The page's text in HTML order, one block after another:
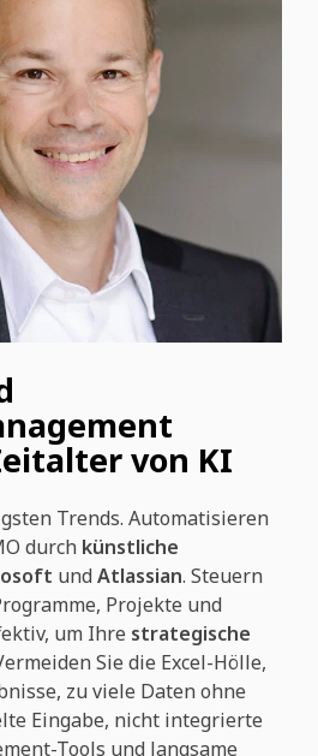
von KI
Trends. Automatisieren
durch künstliche
undAtlassian. Steuern
Projekte und
um Ihre strategische
Sie die Excel-Hölle,
zu viele Daten ohne
Eingabe, nicht integrierte
Tools und langsame